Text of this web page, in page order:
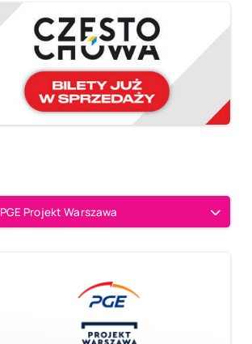
PGE Projekt Warszawa